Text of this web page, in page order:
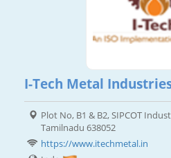
I-Tech Metal
Plot No, B1 & B2, SIPCOT
Tamilnadu 638052
https://www.itechmetal.in